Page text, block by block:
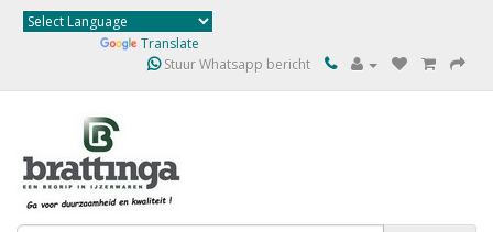
Translate
Stuur Whatsapp bericht